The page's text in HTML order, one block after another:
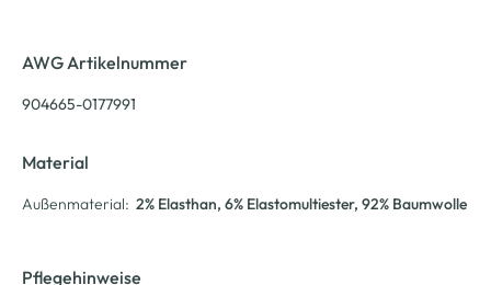
AWG Artikelnummer
904665-0177991
Material
Außenmaterial: 2% Elasthan, 6% Elastomultiester, 92% Baumwolle
Pflegehinweise